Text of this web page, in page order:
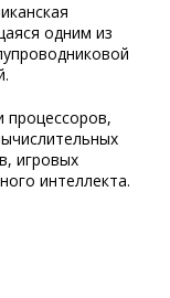
одним из
процессоров,
игровых
интеллекта.